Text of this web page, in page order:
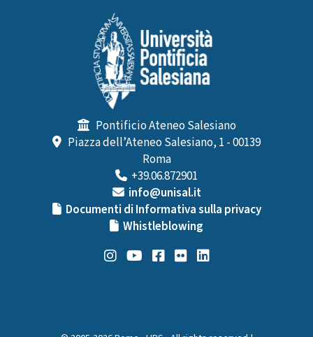
Pontificio Ateneo Salesiano
Piazza dell’Ateneo Salesiano, 1 - 00139
Roma
+39.06.872901
info@unisal.it
Documenti di Informativa sulla privacy
Whistleblowing